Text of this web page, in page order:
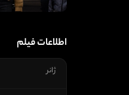
اطلاعات فیلم
ژانر